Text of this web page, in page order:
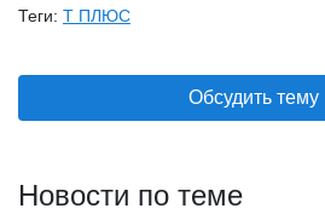
Теги: Т ПЛЮС
Обсудить тему
Новости по теме